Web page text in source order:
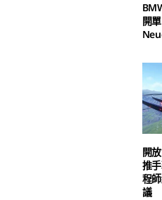
開
開
推
程
議